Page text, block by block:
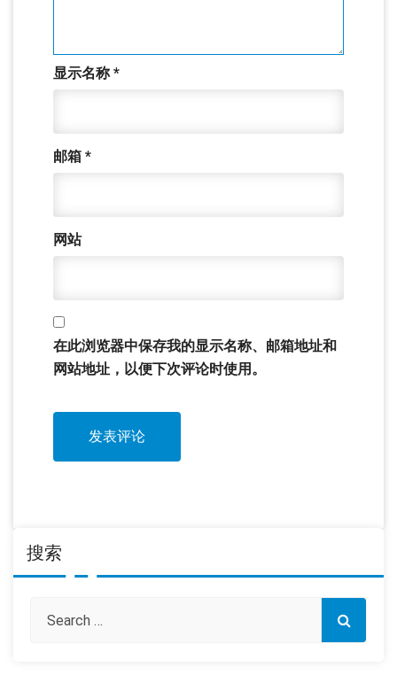
显示名称*
邮箱 *
网站
在此浏览器中保存我的显示名称、邮箱地址和
网站地址，以便下次评论时使用。
搜索